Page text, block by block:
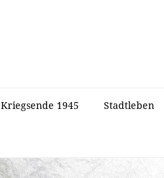
Kriegsende 1945 Stadtleben